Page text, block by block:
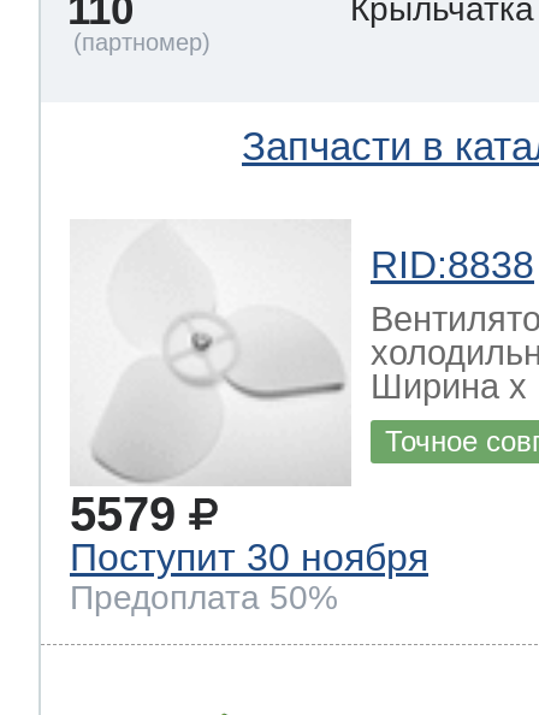
Запчасти в
RID:8838
Ширина х
Точное
5579
Поступит 30 ноября
Предоплата 50%